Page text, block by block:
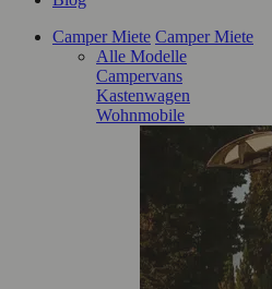
Camper Miete Camper Miete
Alle Modelle
Campervans
Kastenwagen
Wohnmobile